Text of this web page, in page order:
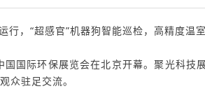
行， “超感官”机器狗智能巡检， 高精度温
国际环保展览会在北京开幕。聚光科技
众驻足交流。